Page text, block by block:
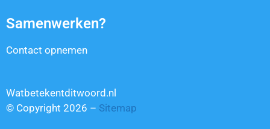
Samenwerken?
Contact opnemen
Watbetekentditwoord.nl
© Copyright 2026 – Sitemap